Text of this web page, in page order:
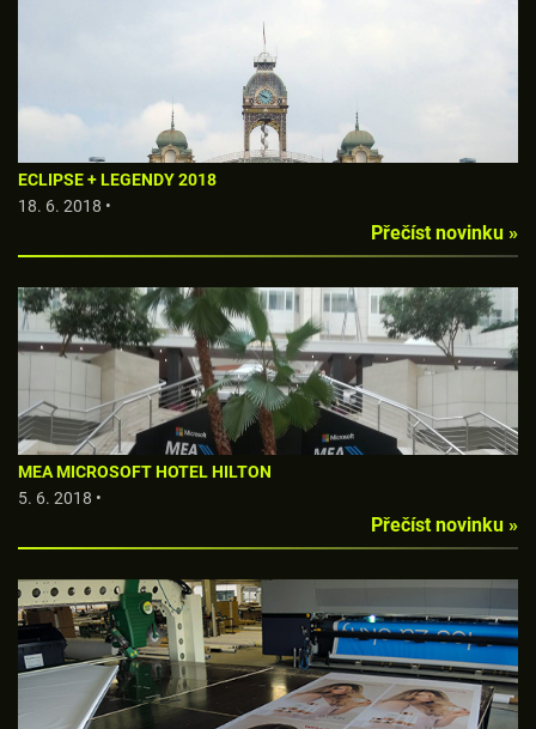
ECLIPSE + LEGENDY 2018
18. 6. 2018 •
Přečíst novinku »
MEA MICROSOFT HOTEL HILTON
5. 6. 2018 •
Přečíst novinku »